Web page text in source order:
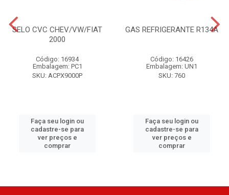
SELO CVC CHEV/VW/FIAT
2000
Código: 16934
Embalagem: PC1
SKU: ACPX9000P
Faça seu login ou
cadastre-se para
ver preços e
comprar
GAS REFRIGERANTE R134A
Código: 16426
Embalagem: UN1
SKU: 760
Faça seu login ou
cadastre-se para
ver preços e
comprar